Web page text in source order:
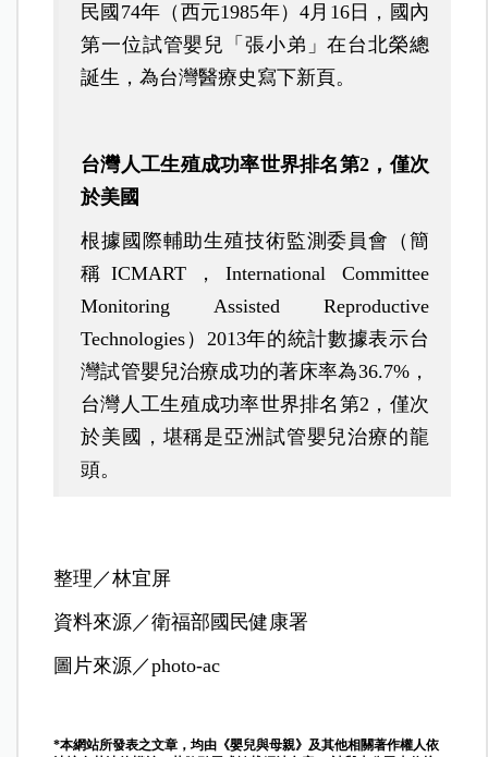
民國74年（西元1985年）4月16日，國內
第一位試管嬰兒「張小弟」在台北榮總
誕生，為台灣醫療史寫下新頁。
台灣人工生殖成功率世界排名第2，僅次
於美國
根據國際輔助生殖技術監測委員會（簡
稱ICMART，International Committee
Monitoring Assisted Reproductive
Technologies）2013年的統計數據表示台
灣試管嬰兒治療成功的著床率為36.7%，
台灣人工生殖成功率世界排名第2，僅次
於美國，堪稱是亞洲試管嬰兒治療的龍
頭。
整理／林宜屏
資料來源／衛福部國民健康署
圖片來源／photo-ac
*本網站所發表之文章，均由《嬰兒與母親》及其他相關著作權人依